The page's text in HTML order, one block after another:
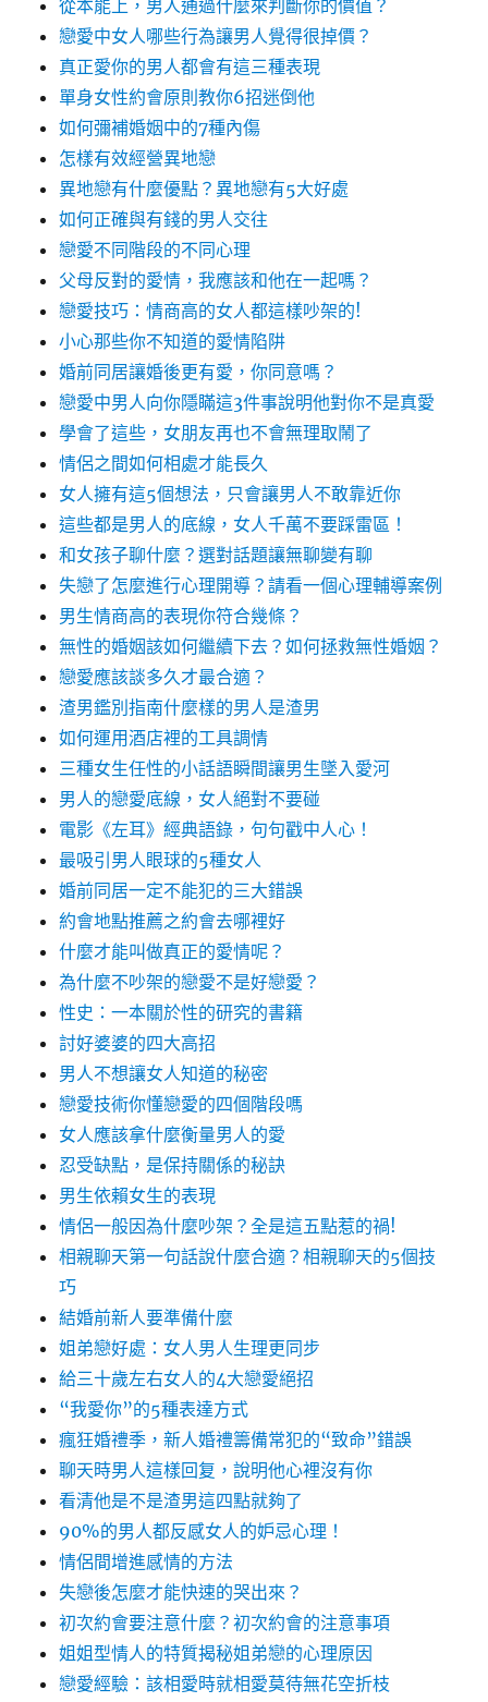
從本能上，男人通過什麼來判斷你的價值？
戀愛中女人哪些行為讓男人覺得很掉價？
真正愛你的男人都會有這三種表現
單身女性約會原則教你6招迷倒他
如何彌補婚姻中的7種內傷
怎樣有效經營異地戀
異地戀有什麼優點？異地戀有5大好處
如何正確與有錢的男人交往
戀愛不同階段的不同心理
父母反對的愛情，我應該和他在一起嗎？
戀愛技巧：情商高的女人都這樣吵架的!
小心那些你不知道的愛情陷阱
婚前同居讓婚後更有愛，你同意嗎？
戀愛中男人向你隱瞞這3件事說明他對你不是真愛
學會了這些，女朋友再也不會無理取鬧了
情侶之間如何相處才能長久
女人擁有這5個想法，只會讓男人不敢靠近你
這些都是男人的底線，女人千萬不要踩雷區！
和女孩子聊什麼？選對話題讓無聊變有聊
失戀了怎麼進行心理開導？請看一個心理輔導案例
男生情商高的表現你符合幾條？
無性的婚姻該如何繼續下去？如何拯救無性婚姻？
戀愛應該談多久才最合適？
渣男鑑別指南什麼樣的男人是渣男
如何運用酒店裡的工具調情
三種女生任性的小話語瞬間讓男生墜入愛河
男人的戀愛底線，女人絕對不要碰
電影《左耳》經典語錄，句句戳中人心！
最吸引男人眼球的5種女人
婚前同居一定不能犯的三大錯誤
約會地點推薦之約會去哪裡好
什麼才能叫做真正的愛情呢？
為什麼不吵架的戀愛不是好戀愛？
性史：一本關於性的研究的書籍
討好婆婆的四大高招
男人不想讓女人知道的秘密
戀愛技術你懂戀愛的四個階段嗎
女人應該拿什麼衡量男人的愛
忍受缺點，是保持關係的秘訣
男生依賴女生的表現
情侶一般因為什麼吵架？全是這五點惹的禍!
相親聊天第一句話說什麼合適？相親聊天的5個技
巧
結婚前新人要準備什麼
姐弟戀好處：女人男人生理更同步
給三十歲左右女人的4大戀愛絕招
“我愛你”的5種表達方式
瘋狂婚禮季，新人婚禮籌備常犯的“致命”錯誤
聊天時男人這樣回复，說明他心裡沒有你
看清他是不是渣男這四點就夠了
90%的男人都反感女人的妒忌心理！
情侶間增進感情的方法
失戀後怎麼才能快速的哭出來？
初次約會要注意什麼？初次約會的注意事項
姐姐型情人的特質揭秘姐弟戀的心理原因
戀愛經驗：該相愛時就相愛莫待無花空折枝